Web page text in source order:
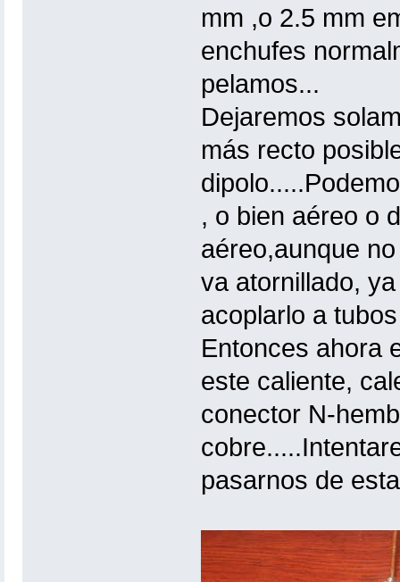
mm ,o 2.5 mm
enchufes
pelamos...
Dejaremos
más recto
, o bien aéreo o
aéreo,aunque
va atornillado,
acoplarlo a
Entonces ahora
este caliente,
conector N-
pasarnos de